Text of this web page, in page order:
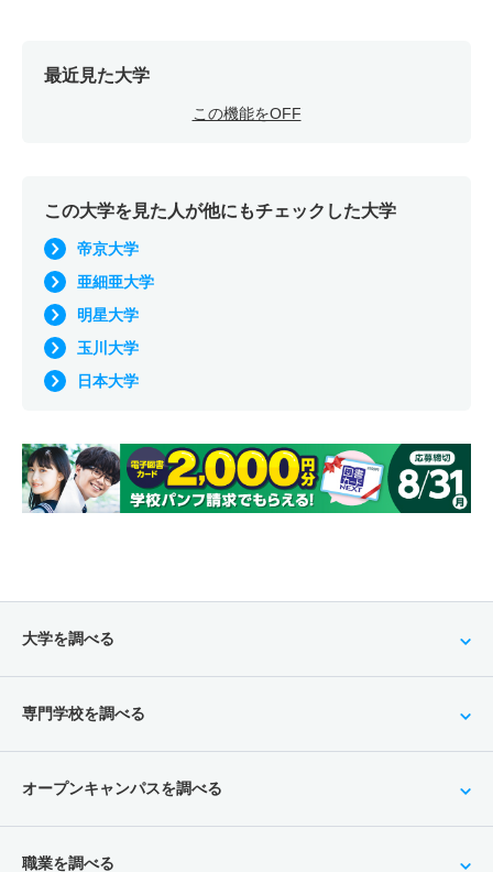
最近見た大学
この機能をOFF
この大学を見た人が他にもチェックした大学
帝京大学
亜細亜大学
明星大学
玉川大学
日本大学
大学を調べる
専門学校を調べる
オープンキャンパスを調べる
職業を調べる